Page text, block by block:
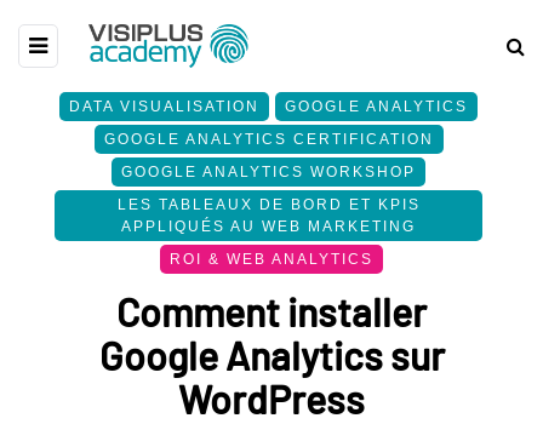
DATA VISUALISATION
GOOGLE ANALYTICS
GOOGLE ANALYTICS CERTIFICATION
GOOGLE ANALYTICS WORKSHOP
LES TABLEAUX DE BORD ET KPIS
APPLIQUÉS AU WEB MARKETING
ROI & WEB ANALYTICS
Comment installer
Google Analytics sur
WordPress